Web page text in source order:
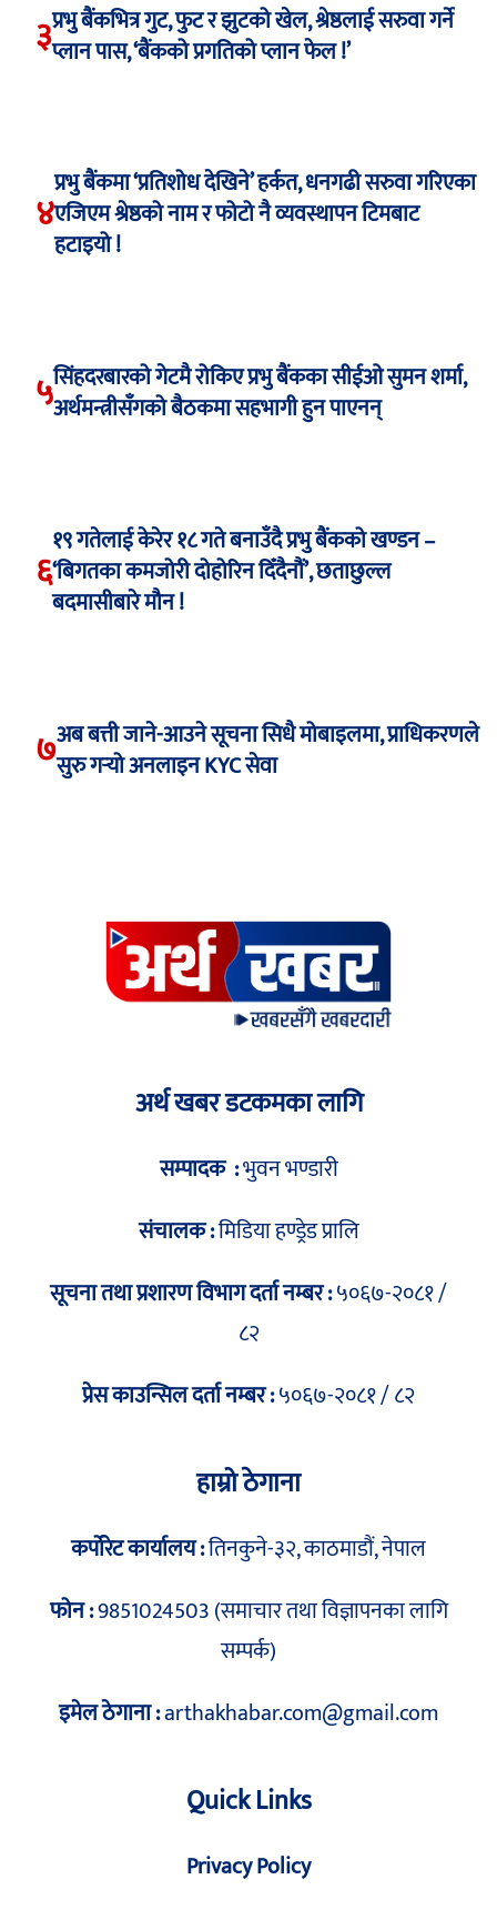
३प्रभु बैंकभित्र गुट, फुट र झुटको खेल, श्रेष्ठलाई सरुवा गर्ने
प्लान पास, ‘बैंकको प्रगतिको प्लान फेल !’
४
प्रभु बैंकमा ‘प्रतिशोध देखिने’ हर्कत, धनगढी सरुवा गरिएका
एजिएम श्रेष्ठको नाम र फोटो नै व्यवस्थापन टिमबाट
हटाइयो !
५सिंहदरबारको गेटमै रोकिए प्रभु बैंकका सीईओ सुमन शर्मा,
अर्थमन्त्रीसँगको बैठकमा सहभागी हुन पाएनन्
६
१९ गतेलाई केरेर १८ गते बनाउँदै प्रभु बैंकको खण्डन –
‘बिगतका कमजोरी दोहोरिन दिँदैनौं’, छताछुल्ल
बदमासीबारे मौन !
७अब बत्ती जाने-आउने सूचना सिधै मोबाइलमा, प्राधिकरणले
सुरु गर्‍यो अनलाइन KYC सेवा
अर्थ खबर डटकमका लागि
सम्पादक :भुवन भण्डारी
संचालक :मिडिया हण्ड्रेड प्रालि
सूचना तथा प्रशारण विभाग दर्ता नम्बर :५०६७-२०८१ /
८२
प्रेस काउन्सिल दर्ता नम्बर :५०६७-२०८१ / ८२
हाम्रो ठेगाना
कर्पोरेट कार्यालय :तिनकुने-३२, काठमाडौं, नेपाल
फोन :9851024503 (समाचार तथा विज्ञापनका लागि
सम्पर्क)
इमेल ठेगाना :arthakhabar.com@gmail.com
Quick Links
Privacy Policy